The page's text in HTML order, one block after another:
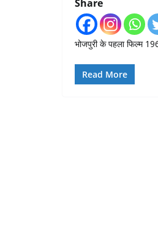
Share
भोजपुरी के पहला फिल्म
Read More